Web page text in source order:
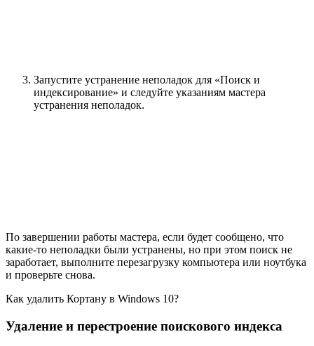
Запустите устранение неполадок для «Поиск и
индексирование» и следуйте указаниям мастера
устранения неполадок.
По завершении работы мастера, если будет сообщено, что
какие-то неполадки были устранены, но при этом поиск не
заработает, выполните перезагрузку компьютера или ноутбука
и проверьте снова.
Как удалить Кортану в Windows 10?
Удаление и перестроение поискового индекса